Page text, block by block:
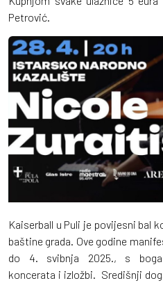
Petrović.
Kaiserball u Puli je povijesni bal
baštine grada. Ove godine
do 4. svibnja 2025., s
koncerata i izložbi. Središnji